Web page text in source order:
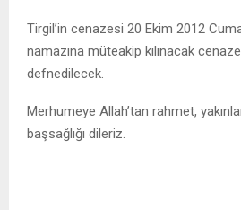
Tirgil’in cenazesi 20 Ekim 2012
namazına müteakip kılınacak
defnedilecek.
Merhumeye Allah’tan rahmet,
başsağlığı dileriz.